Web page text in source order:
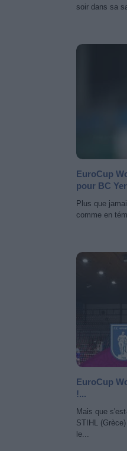
soir dans sa
EuroCup
pour BC
Plus que
comme en
EuroCup
!...
Mais que
STIHL
le...